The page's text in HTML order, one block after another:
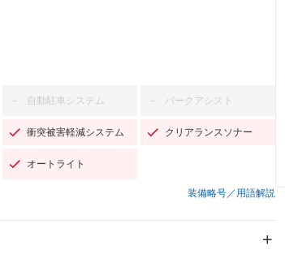
－ 自動駐車システム － パークアシスト
衝突被害軽減システム クリアランスソナー
オートライト
装備略号／用語解説